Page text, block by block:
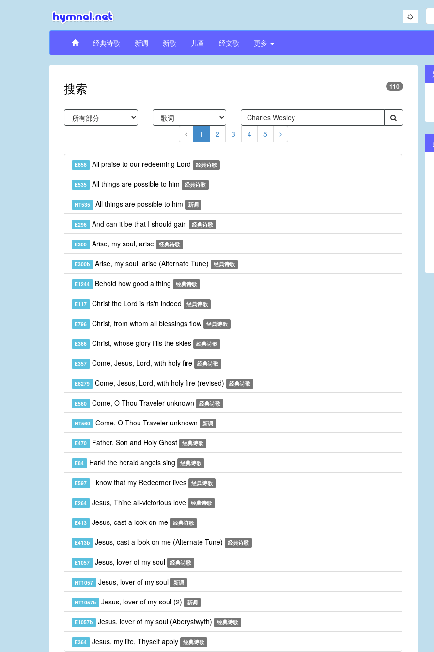
经典诗歌 新调 新歌 儿童 经文歌 更多
搜索 110
1 2 3 4 5
E858 All praise to our redeeming Lord 经典诗歌
E535 All things are possible to him 经典诗歌
NT535 All things are possible to him 新调
E296 And can it be that I should gain 经典诗歌
E300 Arise, my soul, arise 经典诗歌
E300b Arise, my soul, arise (Alternate Tune) 经典诗歌
E1244 Behold how good a thing 经典诗歌
E117 Christ the Lord is ris'n indeed 经典诗歌
E796 Christ, from whom all blessings flow 经典诗歌
E366 Christ, whose glory fills the skies 经典诗歌
E357 Come, Jesus, Lord, with holy fire 经典诗歌
E8279 Come, Jesus, Lord, with holy fire (revised) 经典诗歌
E560 Come, O Thou Traveler unknown 经典诗歌
NT560 Come, O Thou Traveler unknown 新调
E470 Father, Son and Holy Ghost 经典诗歌
E84 Hark! the herald angels sing 经典诗歌
E597 I know that my Redeemer lives 经典诗歌
E264 Jesus, Thine all-victorious love 经典诗歌
E413 Jesus, cast a look on me 经典诗歌
E413b Jesus, cast a look on me (Alternate Tune) 经典诗歌
E1057 Jesus, lover of my soul 经典诗歌
NT1057 Jesus, lover of my soul 新调
NT1057b Jesus, lover of my soul (2) 新调
E1057b Jesus, lover of my soul (Aberystwyth) 经典诗歌
E364 Jesus, my life, Thyself apply 经典诗歌